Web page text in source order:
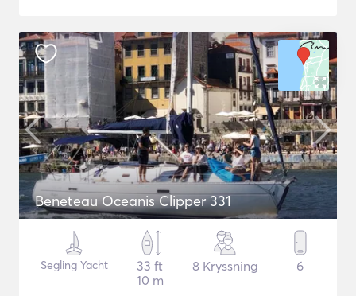
Beneteau Oceanis Clipper 331
Segling Yacht
33 ft
10 m
8 Kryssning 6